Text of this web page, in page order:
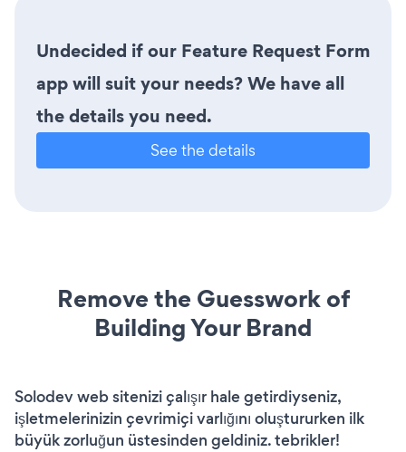
Undecided if our Feature Request Form
app will suit your needs? We have all
the details you need.
See the details
Remove the Guesswork of
Building Your Brand
Solodev web sitenizi çalışır hale getirdiyseniz,
işletmelerinizin çevrimiçi varlığını oluştururken ilk
büyük zorluğun üstesinden geldiniz. tebrikler!